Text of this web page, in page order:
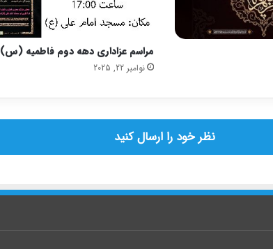
مراسم عزاداری دهه دوم فاطمیه (س)
نوامبر 22, 2025
نظر خود را ارسال کنید